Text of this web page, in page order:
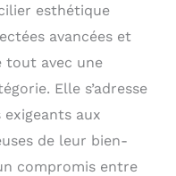
esthétique
avancées et
tout avec une
Elle s’adresse
aux
de leur bien-
compromis entre